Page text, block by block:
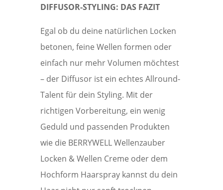
DIFFUSOR-STYLING: DAS FAZIT
Egal ob du deine natürlichen Locken
betonen, feine Wellen formen oder
einfach nur mehr Volumen möchtest
– der Diffusor ist ein echtes Allround-
Talent für dein Styling. Mit der
richtigen Vorbereitung, ein wenig
Geduld und passenden Produkten
wie die BERRYWELL Wellenzauber
Locken & Wellen Creme oder dem
Hochform Haarspray kannst du dein